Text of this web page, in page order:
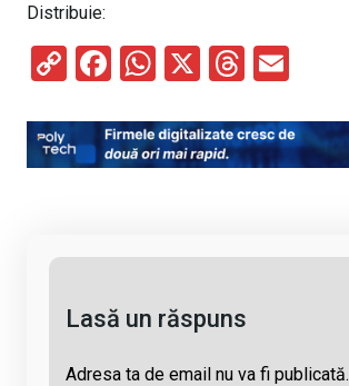
Distribuie:
C
py
Li
F
ce
b
W
at
s
X
T
e
a
ail
Lasă un răspuns
Adresa ta de email nu va fi publicată.